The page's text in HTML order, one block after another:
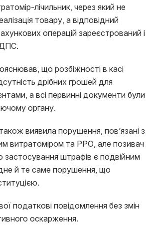
лічильник, через який не
товару, а відповідний
операцій зареєстрований і
ДПС.
що розбіжності в касі
дрібних грошей для
а всі первинні документи були
органу.
виявила порушення, пов’язані з
витратоміром та РРО, але позивач
штрафів є подвійним
й те саме порушення, що
податкові повідомлення без змін
оскарження.